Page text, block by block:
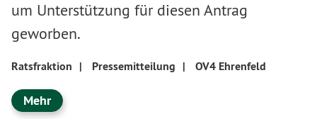
um Unterstützung für diesen Antrag
geworben.
Ratsfraktion | Pressemitteilung | OV4 Ehrenfeld
Mehr